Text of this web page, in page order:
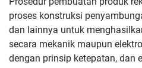
proses konstruksi
dan lainnya untuk
secara mekanik maupun
dengan prinsip ketepatan, dan